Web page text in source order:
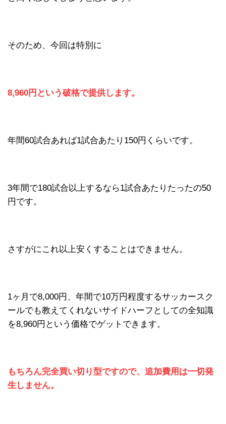
そのため、今回は特別に
8,960円という破格で提供します。
年間60試合あれば1試合あたり150円くらいです。
3年間で180試合以上するなら1試合あたりたったの50
円です。
さすがにこれ以上安くすることはできません。
1ヶ月で8,000円、年間で10万円程度するサッカースク
ールでも教えてくれないサイドハーフとしての全知識
を8,960円という価格でゲットできます。
もちろん完全買い切り型ですので、追加費用は一切発
生しません。